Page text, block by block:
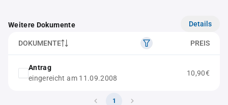
Weitere Dokumente Details
DOKUMENTE PREIS
Antrag
eingereicht am 11.09.2008
10,90€
1